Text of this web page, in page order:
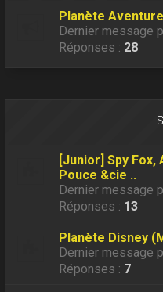
Planète
Dernier message
Réponses : 28
[Junior] Spy
Pouce &cie ..
Dernier message
Réponses : 13
Planète Disney
Dernier message
Réponses : 7